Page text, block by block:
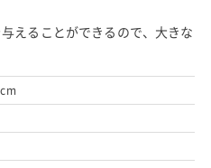
えることができるので、大きな